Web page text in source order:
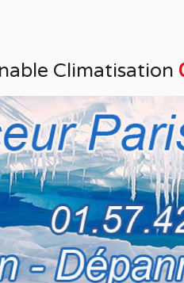
Climatisation